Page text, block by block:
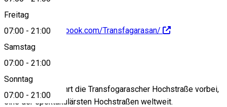
Freitag
07:00 - 21:00
Samstag
07:00 - 21:00
Sonntag
07:00 - 21:00
https://www.facebook.com/Transfagarasan/
About
Am Bâlea-See führt die Transfogarascher Hochstraße vorbei,
eine der spektakulärsten Hochstraßen weltweit.